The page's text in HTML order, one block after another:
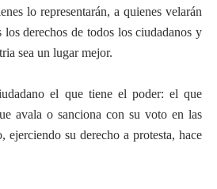
lo representarán, a quienes velarán
los derechos de todos los ciudadanos y
sea un lugar mejor.
el que tiene el poder: el que
avala o sanciona con su voto en las
ejerciendo su derecho a protesta, hace